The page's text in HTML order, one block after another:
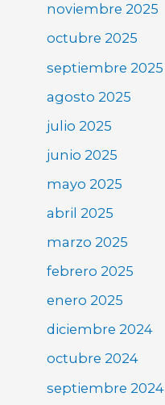
noviembre 2025
octubre 2025
septiembre 2025
agosto 2025
julio 2025
junio 2025
mayo 2025
abril 2025
marzo 2025
febrero 2025
enero 2025
diciembre 2024
octubre 2024
septiembre 2024